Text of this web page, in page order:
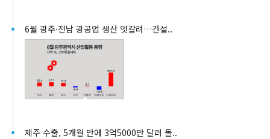
6월 광주·전남 광공업 생산 엇갈려…건설..
제주 수출, 5개월 만에 3억5000만 달러 돌..